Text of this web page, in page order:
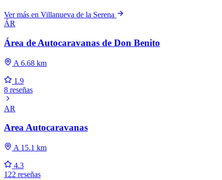
Ver más en Villanueva de la Serena
ÁR
Área de Autocaravanas de Don Benito
A 6.68 km
1.9
8 reseñas
AR
Area Autocaravanas
A 15.1 km
4.3
122 reseñas